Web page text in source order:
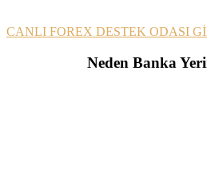
CANLI FOREX DESTEK ODASI
Neden Banka